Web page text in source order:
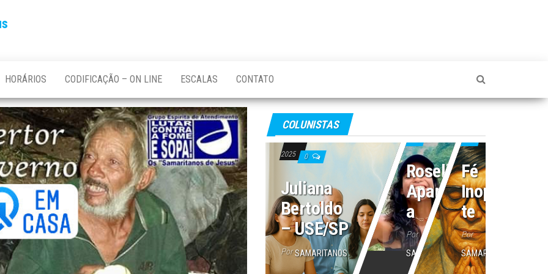
HORÁRIOS CODIFICAÇÃO – ON LINE ESCALAS CONTATO
COLUNISTAS
16 de julho de
2025
0
Juliana
Bertoldo
– USE/SP
Por SAMARITANOS
Roseli
Aparecid
a
Por
SAMARITANOS
Fé
Inoperan
te
Por
SAMARITANOS